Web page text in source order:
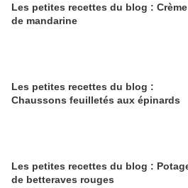
Les petites recettes du blog : Crème
de mandarine
Les petites recettes du blog :
Chaussons feuilletés aux épinards
Les petites recettes du blog : Potage
de betteraves rouges